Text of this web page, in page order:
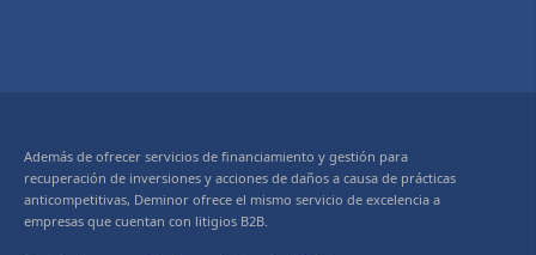
Además de ofrecer servicios de financiamiento y gestión para
recuperación de inversiones y acciones de daños a causa de prácticas
anticompetitivas, Deminor ofrece el mismo servicio de excelencia a
empresas que cuentan con litigios B2B.